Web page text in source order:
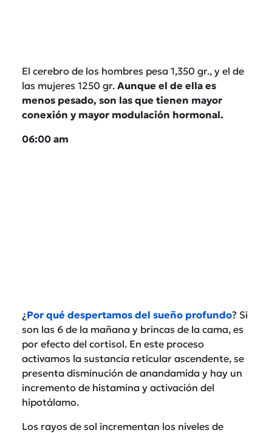
El cerebro de los hombres pesa 1,350 gr., y el de
las mujeres 1250 gr. Aunque el de ella es
menos pesado, son las que tienen mayor
conexión y mayor modulación hormonal.
06:00 am
¿Por qué despertamos del sueño profundo? Si
son las 6 de la mañana y brincas de la cama, es
por efecto del cortisol. En este proceso
activamos la sustancia reticular ascendente, se
presenta disminución de anandamida y hay un
incremento de histamina y activación del
hipotálamo.
Los rayos de sol incrementan los niveles de